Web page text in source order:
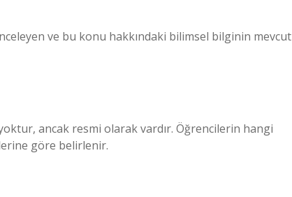
ve bu konu hakkındaki bilimsel bilginin mevcut
ancak resmi olarak vardır. Öğrencilerin hangi
göre belirlenir.